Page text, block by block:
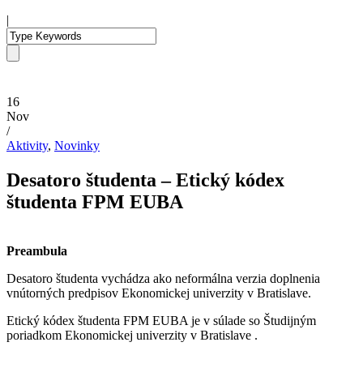
|
16
Nov
/
Aktivity, Novinky
Desatoro študenta – Etický kódex
študenta FPM EUBA
Preambula
Desatoro študenta vychádza ako neformálna verzia doplnenia
vnútorných predpisov Ekonomickej univerzity v Bratislave.
Etický kódex študenta FPM EUBA je v súlade so Študijným
poriadkom Ekonomickej univerzity v Bratislave .